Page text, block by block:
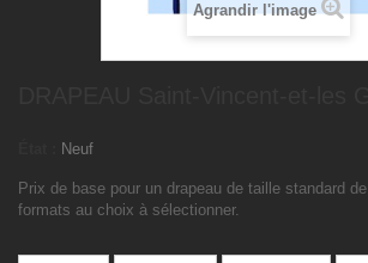
Agrandir l'image
Neuf
Prix de base pour un drapeau de taille standard de
formats au choix à sélectionner.